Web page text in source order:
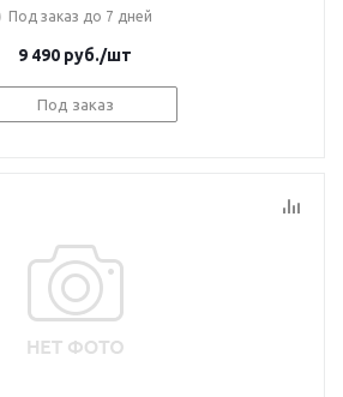
Под заказ до 7 дней
9 490 руб./шт
Под заказ